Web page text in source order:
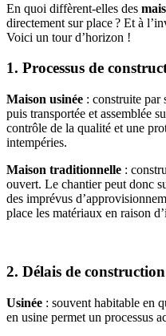
En quoi diffèrent-elles des
directement sur place ? Et à
Voici un tour d’horizon !
1. Processus de
Maison usinée : construite par
puis transportée et assemblée
contrôle de la qualité et une
intempéries.
Maison traditionnelle :
ouvert. Le chantier peut donc
des imprévus
place les matériaux en raison
2. Délais de construction
Usinée : souvent habitable en
en usine permet un processus